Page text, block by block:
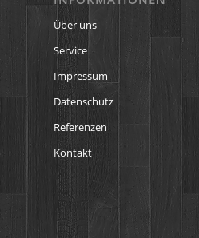
Über uns
Service
Impressum
Datenschutz
Referenzen
Kontakt